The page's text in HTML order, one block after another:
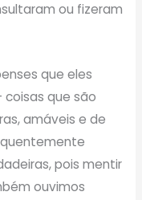
ou fizeram
que eles
que são
amáveis ​​e de
pois mentir
ouvimos